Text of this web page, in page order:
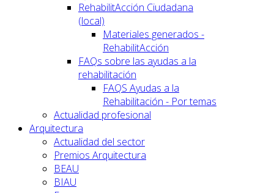
RehabilitAcción Ciudadana
(local)
Materiales generados -
RehabilitAcción
FAQs sobre las ayudas a la
rehabilitación
FAQS Ayudas a la
Rehabilitación - Por temas
Actualidad profesional
Arquitectura
Actualidad del sector
Premios Arquitectura
BEAU
BIAU